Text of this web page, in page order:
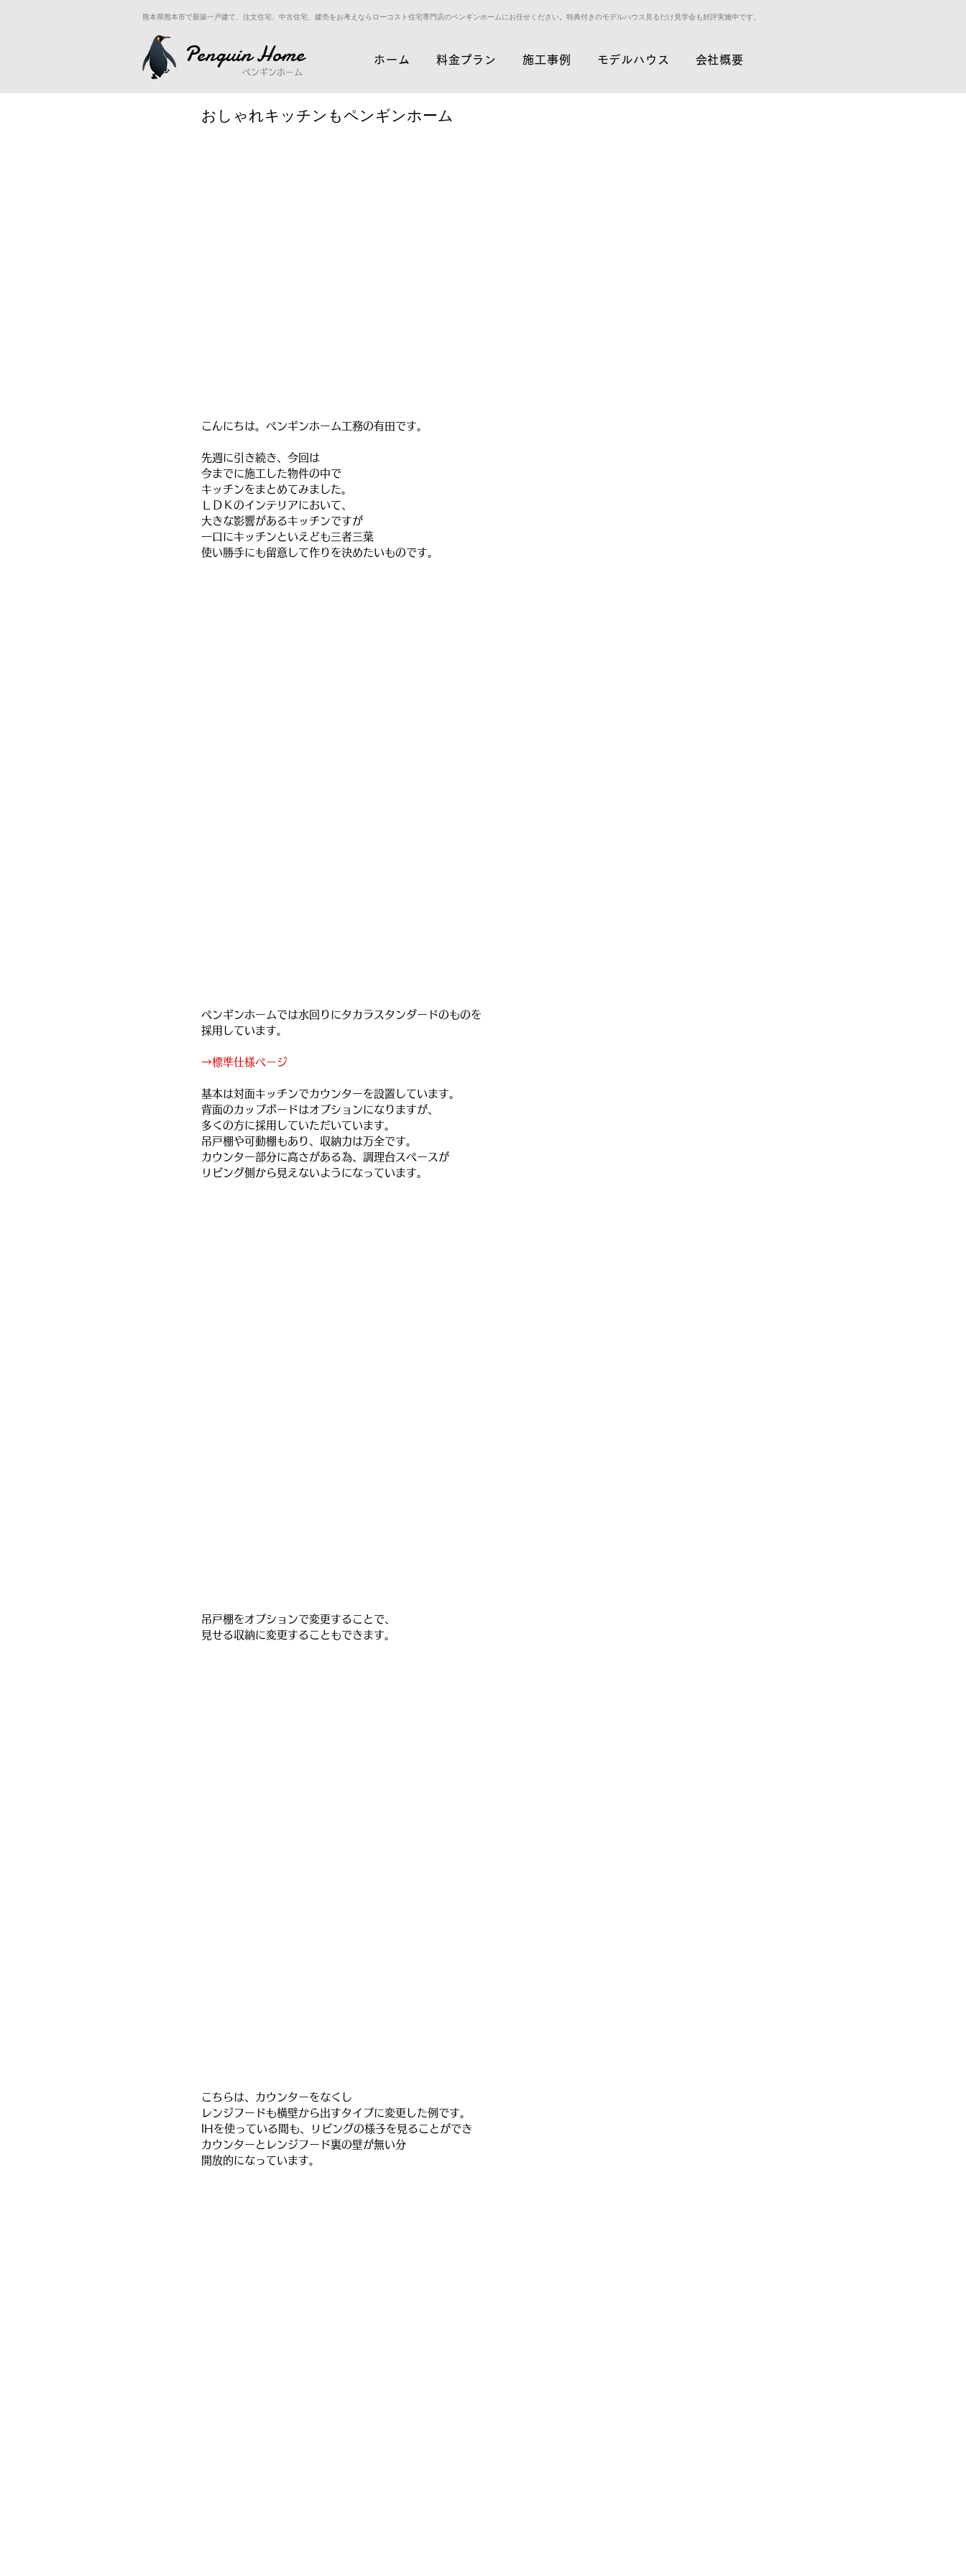
熊本県熊本市で新築一戸建て、注文住宅、中古住宅、建売をお考えならローコスト住宅専門店のペンギンホームにお任せください。特典付きのモデルハウス見るだけ見学会も好評実施中です。
Penguin Home
ペンギンホーム
ホーム 料金プラン 施工事例 モデルハウス 会社概要
おしゃれキッチンもペンギンホーム
こんにちは。ペンギンホーム工務の有田です。
先週に引き続き、今回は
今までに施工した物件の中で
キッチンをまとめてみました。
ＬＤＫのインテリアにおいて、
大きな影響があるキッチンですが
一口にキッチンといえども三者三葉
使い勝手にも留意して作りを決めたいものです。
ペンギンホームでは水回りにタカラスタンダードのものを
採用しています。
→標準仕様ページ
基本は対面キッチンでカウンターを設置しています。
背面のカップボードはオプションになりますが、
多くの方に採用していただいています。
吊戸棚や可動棚もあり、収納力は万全です。
カウンター部分に高さがある為、調理台スペースが
リビング側から見えないようになっています。
吊戸棚をオプションで変更することで、
見せる収納に変更することもできます。
こちらは、カウンターをなくし
レンジフードも横壁から出すタイプに変更した例です。
IHを使っている間も、リビングの様子を見ることができ
カウンターとレンジフード裏の壁が無い分
開放的になっています。